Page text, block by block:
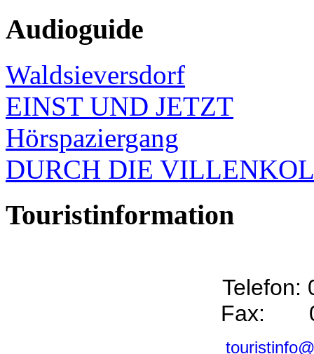
Audioguide
Waldsieversdorf
EINST UND JETZT
Hörspaziergang
DURCH DIE
Touristinformation
Telefon:
Fax: